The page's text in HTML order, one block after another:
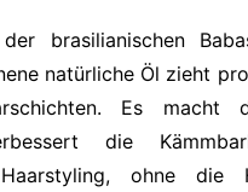
brasilianischen
natürliche Öl zieht
Es macht
die
ohne die